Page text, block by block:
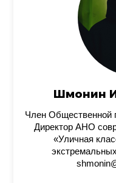
Шмонин
Член Общественной
Директор АНО
«Уличная